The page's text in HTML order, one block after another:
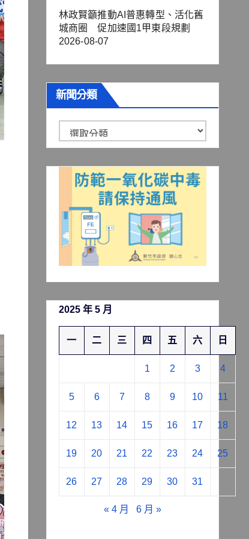
林政賢籲推動AI普惠轉型、活化舊
城商圈 促加速國1甲東段規劃
2026-08-07
新聞分類
聞
分
2025 年 5 月
一 二 三 四 五 六 日
1 2 3 4
5 6 7 8 9 10 11
12 13 14 15 16 17 18
19 20 21 22 23 24 25
26 27 28 29 30 31
« 4 月 6 月 »